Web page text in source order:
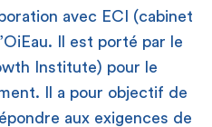
avec ECI (cabinet
Il est porté par le
Institute) pour le
Il a pour objectif de
aux exigences de